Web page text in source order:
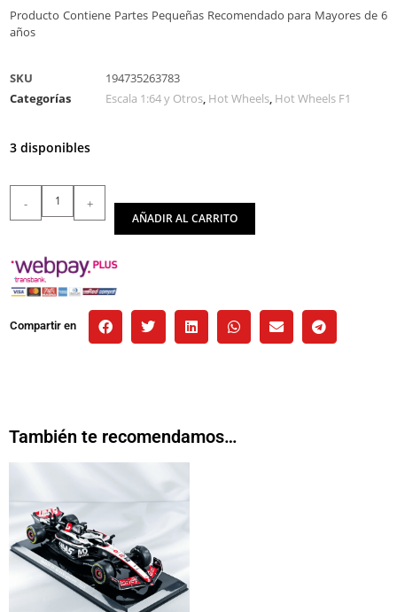
Producto Contiene Partes Pequeñas Recomendado para Mayores de 6
años
SKU
194735263783
Categorías
Escala 1:64 y Otros, Hot Wheels, Hot Wheels F1
3 disponibles
- +
AÑADIR AL CARRITO
Compartir en
También te recomendamos…